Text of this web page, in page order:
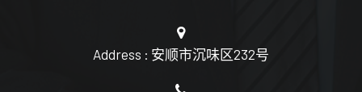
Address : 安顺市沉味区232号